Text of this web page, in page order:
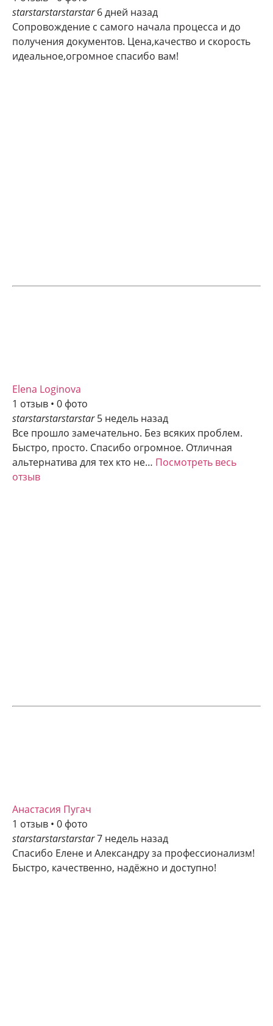
starstarstarstarstar 6 дней назад
Сопровождение с самого начала процесса и до
получения документов. Цена,качество и скорость
идеальное,огромное спасибо вам!
Elena Loginova
1 отзыв • 0 фото
starstarstarstarstar 5 недель назад
Все прошло замечательно. Без всяких проблем.
Быстро, просто. Спасибо огромное. Отличная
альтернатива для тех кто не… Посмотреть весь
отзыв
Анастасия Пугач
1 отзыв • 0 фото
starstarstarstarstar7 недель назад
Спасибо Елене и Александру за профессионализм!
Быстро, качественно, надёжно и доступно!